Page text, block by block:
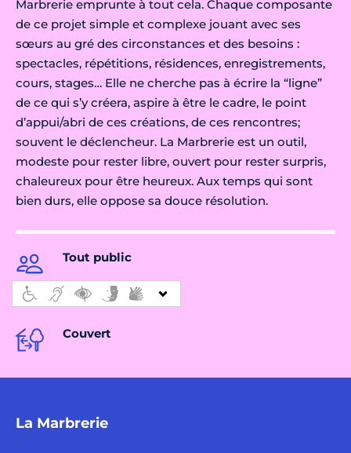
Marbrerie emprunte à tout cela. Chaque composante
de ce projet simple et complexe jouant avec ses
sœurs au gré des circonstances et des besoins :
spectacles, répétitions, résidences, enregistrements,
cours, stages… Elle ne cherche pas à écrire la “ligne”
de ce qui s’y créera, aspire à être le cadre, le point
d’appui/abri de ces créations, de ces rencontres;
souvent le déclencheur. La Marbrerie est un outil,
modeste pour rester libre, ouvert pour rester surpris,
chaleureux pour être heureux. Aux temps qui sont
bien durs, elle oppose sa douce résolution.
Tout public
Couvert
La Marbrerie